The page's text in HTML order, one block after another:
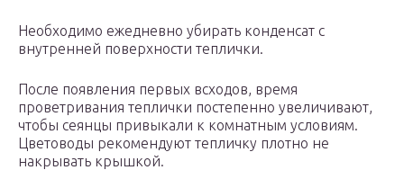
Необходимо ежедневно убирать конденсат с
внутренней поверхности теплички.
После появления первых всходов, время
проветривания теплички постепенно увеличивают,
чтобы сеянцы привыкали к комнатным условиям.
Цветоводы рекомендуют тепличку плотно не
накрывать крышкой.